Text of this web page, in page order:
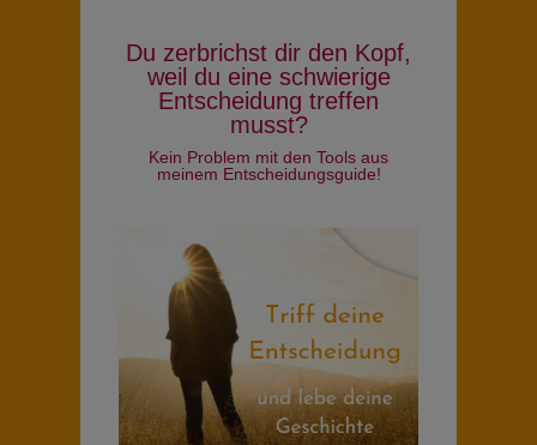
Du zerbrichst dir den Kopf,
weil du eine schwierige
Entscheidung treffen
musst?
Kein Problem mit den Tools aus
meinem Entscheidungsguide!